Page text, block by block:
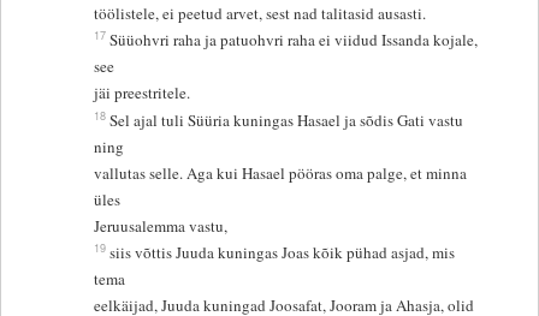
töölistele, ei peetud arvet, sest nad talitasid ausasti.
17 Süüohvri raha ja patuohvri raha ei viidud Issanda kojale,
see
jäi preestritele.
18 Sel ajal tuli Süüria kuningas Hasael ja sõdis Gati vastu
ning
vallutas selle. Aga kui Hasael pööras oma palge, et minna
üles
Jeruusalemma vastu,
19 siis võttis Juuda kuningas Joas kõik pühad asjad, mis
tema
eelkäijad, Juuda kuningad Joosafat, Jooram ja Ahasja, olid